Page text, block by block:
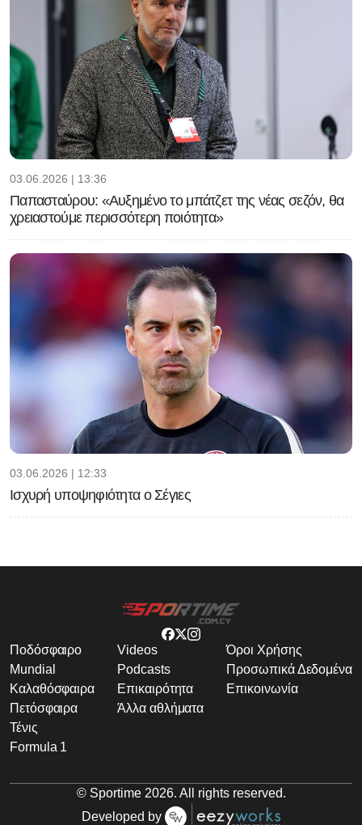
03.06.2026 | 13:36
Παπασταύρου: «Αυξημένο το μπάτζετ της νέας σεζόν, θα
χρειαστούμε περισσότερη ποιότητα»
03.06.2026 | 12:33
Ισχυρή υποψηφιότητα ο Σέγιες
Ποδόσφαιρο
Mundial
Καλαθόσφαιρα
Πετόσφαιρα
Τένις
Formula 1
Videos
Podcasts
Επικαιρότητα
Άλλα αθλήματα
Όροι Χρήσης
Προσωπικά Δεδομένα
Επικοινωνία
© Sportime 2026. All rights reserved.
Developed by